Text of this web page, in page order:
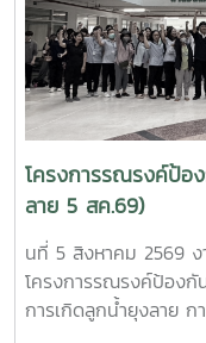
โครงการรณรงค์ป้อ
ลาย 5 สค.69)
นที่ 5 สิงหาคม 2569
โครงการรณรงค์ป้องกั
การเกิดลูกน้ำยุงลาย ก